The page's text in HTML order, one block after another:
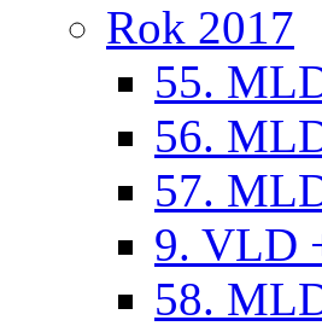
Rok 2017
55.
56.
57.
9. VLD
58.